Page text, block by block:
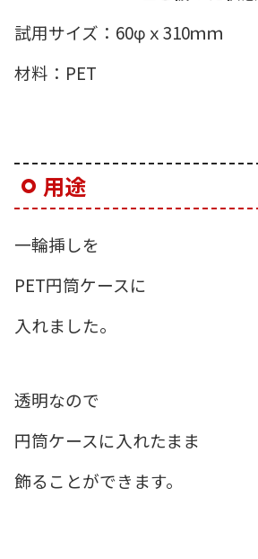
試用サイズ：60φｘ310ｍｍ
材料：PET
用途
一輪挿しを
PET円筒ケースに
入れました。
透明なので
円筒ケースに入れたまま
飾ることができます。